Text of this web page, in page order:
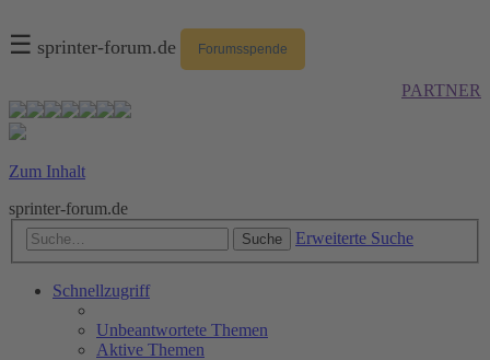
☰ sprinter-forum.de Forumsspende
PARTNER
Zum Inhalt
sprinter-forum.de
Suche Erweiterte Suche
Schnellzugriff
Unbeantwortete Themen
Aktive Themen